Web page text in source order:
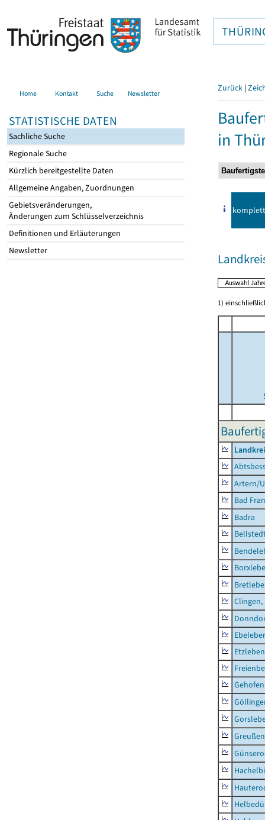
Home Kontakt Suche Newsletter
STATISTISCHE DATEN
Sachliche Suche
Regionale Suche
Kürzlich bereitgestellte Daten
Allgemeine Angaben, Zuordnungen
Gebietsveränderungen,
Änderungen zum Schlüsselverzeichnis
Definitionen und Erläuterungen
Newsletter
Zurück |
in
komplett
1)
Artern/
Bad
Badra
Etzleben
Gehofen